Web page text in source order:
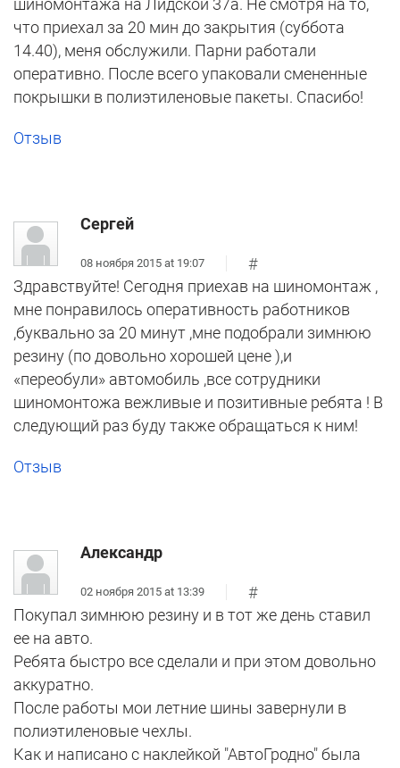
что приехал за 20 мин до закрытия (суббота
14.40), меня обслужили. Парни работали
оперативно. После всего упаковали смененные
покрышки в полиэтиленовые пакеты. Спасибо!
Отзыв
Сергей
08 ноября 2015 at 19:07
#
Здравствуйте! Сегодня приехав на шиномонтаж ,
мне понравилось оперативность работников
,буквально за 20 минут ,мне подобрали зимнюю
резину (по довольно хорошей цене ),и
«переобули» автомобиль ,все сотрудники
шиномонтожа вежливые и позитивные ребята ! В
следующий раз буду также обращаться к ним!
Отзыв
Александр
02 ноября 2015 at 13:39
#
Покупал зимнюю резину и в тот же день ставил
ее на авто.
Ребята быстро все сделали и при этом довольно
аккуратно.
После работы мои летние шины завернули в
полиэтиленовые чехлы.
Как и написано с наклейкой "АвтоГродно" была